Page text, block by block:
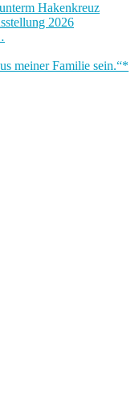
Hakenkreuz
2026
meiner Familie sein.“*